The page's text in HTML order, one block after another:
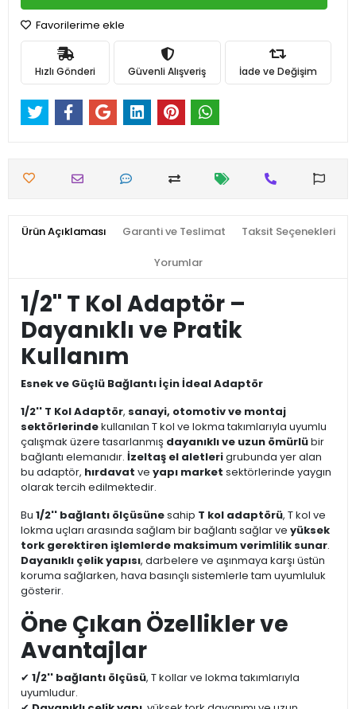
Favorilerime ekle
Hızlı Gönderi Güvenli Alışveriş İade ve Değişim
Ürün Açıklaması Garanti ve Teslimat Taksit Seçenekleri
Yorumlar
1/2'' T Kol Adaptör –
Dayanıklı ve Pratik
Kullanım
Esnek ve Güçlü Bağlantı İçin İdeal Adaptör
1/2'' T Kol Adaptör, sanayi, otomotiv ve montaj
sektörlerindekullanılan T kol ve lokma takımlarıyla uyumlu
çalışmak üzere tasarlanmış dayanıklı ve uzun ömürlübir
bağlantı elemanıdır. İzeltaş el aletlerigrubunda yer alan
bu adaptör, hırdavat ve yapı market sektörlerinde yaygın
olarak tercih edilmektedir.
Bu 1/2'' bağlantı ölçüsünesahip T kol adaptörü, T kol ve
lokma uçları arasında sağlam bir bağlantı sağlar ve yüksek
tork gerektiren işlemlerde maksimum verimlilik sunar.
Dayanıklı çelik yapısı, darbelere ve aşınmaya karşı üstün
koruma sağlarken, hava basınçlı sistemlerle tam uyumluluk
gösterir.
Öne Çıkan Özellikler ve
Avantajlar
✔ 1/2'' bağlantı ölçüsü, T kollar ve lokma takımlarıyla
uyumludur.